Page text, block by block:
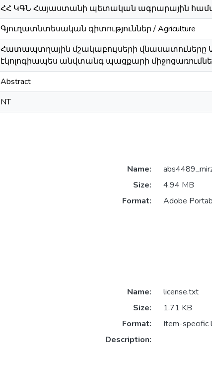
ՀՀ ԿԳՆ Հայաստանի պետական ագրարային
Գյուղատնտեսական գիտություններ / Agriculture
Հատապտղային մշակաբույսերի
էկոլոգիապես անվտանգ պացքարի
Abstract
NT
Name:
Size:
4.94 MB
Format:
Adobe
Name:
license.txt
Size:
1.71 KB
Format:
Item-specific
Description: